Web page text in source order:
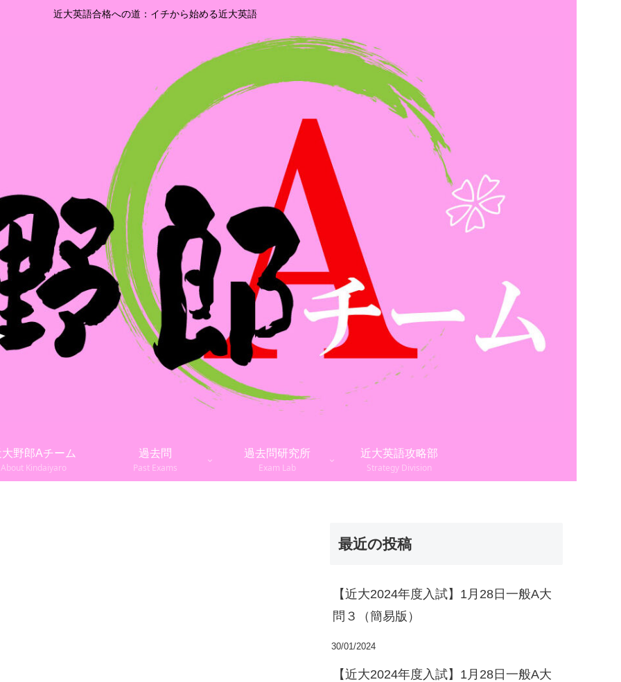
近大英語合格への道：イチから始める近大英語
野郎Aチーム
About Kindaiyaro
過去問
Past Exams
過去問研究所
Exam Lab
近大英語攻略部
Strategy Division
最近の投稿
【近大2024年度入試】1月28日一般A大
問３（簡易版）
30/01/2024
【近大2024年度入試】1月28日一般A大